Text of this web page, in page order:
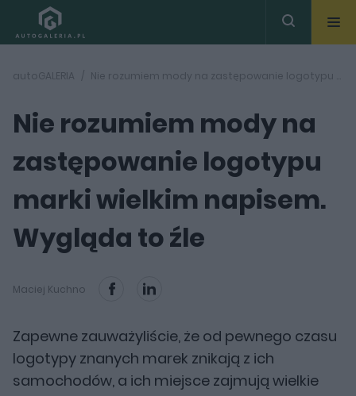
autoGALERIA Nie rozumiem mody na zastępowanie logotypu marki wielkim napisem. Wygląda to źle
Nie rozumiem mody na
zastępowanie logotypu
marki wielkim napisem.
Wygląda to źle
Maciej Kuchno
Zapewne zauważyliście, że od pewnego czasu
logotypy znanych marek znikają z ich
samochodów, a ich miejsce zajmują wielkie